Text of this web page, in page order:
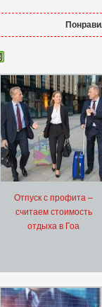
Отпуск с профита –
считаем стоимость
отдыха в Гоа